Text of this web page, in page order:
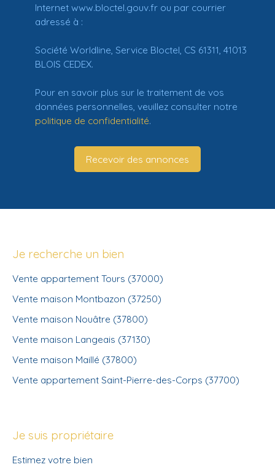
Internet www.bloctel.gouv.fr ou par courrier
adressé à :
Société Worldline, Service Bloctel, CS 61311, 41013
BLOIS CEDEX.
Pour en savoir plus sur le traitement de vos
données personnelles, veuillez consulter notre
politique de confidentialité.
Recevoir des annonces
Je recherche un bien
Vente appartement Tours (37000)
Vente maison Montbazon (37250)
Vente maison Nouâtre (37800)
Vente maison Langeais (37130)
Vente maison Maillé (37800)
Vente appartement Saint-Pierre-des-Corps (37700)
Je suis propriétaire
Estimez votre bien